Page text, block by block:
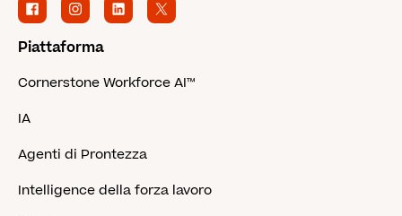
Piattaforma
Cornerstone Workforce AI™
IA
Agenti di Prontezza
Intelligence della forza lavoro